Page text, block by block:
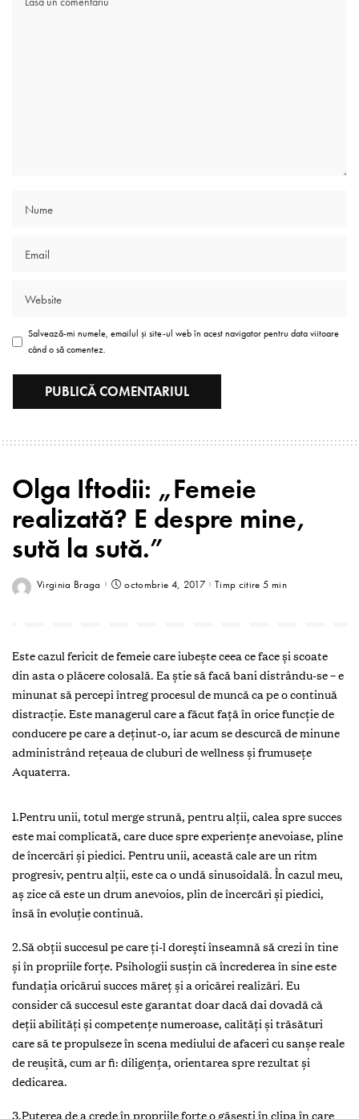
Salvează-mi numele, emailul și site-ul web în acest navigator pentru data viitoare
când o să comentez.
Olga Iftodii: „Femeie
realizată? E despre mine,
sută la sută.”
Virginia Braga octombrie 4, 2017 Timp citire 5 min
Este cazul fericit de femeie care iubeşte ceea ce face şi scoate
din asta o plăcere colosală. Ea ştie să facă bani distrându-se – e
minunat să percepi întreg procesul de muncă ca pe o continuă
distracţie. Este managerul care a făcut faţă în orice funcție de
conducere pe care a deţinut-o, iar acum se descurcă de minune
administrând reţeaua de cluburi de wellness şi frumusețe
Aquaterra.
1.Pentru unii, totul merge strună, pentru alții, calea spre succes
este mai complicată, care duce spre experiențe anevoiase, pline
de încercări și piedici. Pentru unii, această cale are un ritm
progresiv, pentru alţii, este ca o undă sinusoidală. În cazul meu,
aş zice că este un drum anevoios, plin de încercări și piedici,
însă în evoluție continuă.
2.Să obţii succesul pe care ți-l dorești înseamnă să crezi în tine
și în propriile forţe. Psihologii susțin că încrederea în sine este
fundația oricărui succes măreț și a oricărei realizări. Eu
consider că succesul este garantat doar dacă dai dovadă că
deții abilități și competențe numeroase, calități și trăsături
care să te propulseze în scena mediului de afaceri cu sanșe reale
de reușită, cum ar fi: diligența, orientarea spre rezultat și
dedicarea.
3.Puterea de a crede în propriile forțe o găsești în clipa în care